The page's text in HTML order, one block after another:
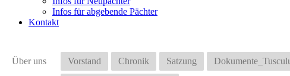
Infos für abgebende Pächter
Kontakt
Über uns Vorstand Chronik Satzung